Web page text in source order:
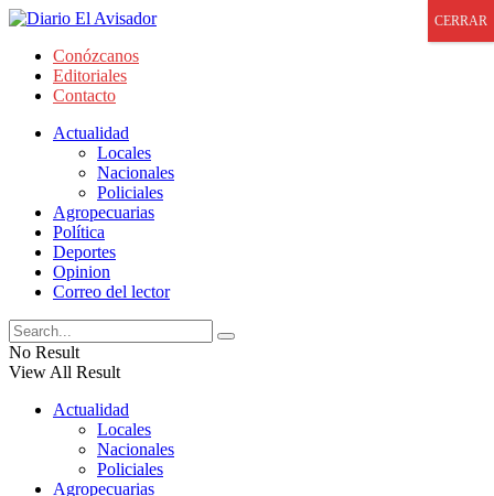
Conózcanos
Editoriales
Contacto
Actualidad
Locales
Nacionales
Policiales
Agropecuarias
Política
Deportes
Opinion
Correo del lector
No Result
View All Result
Actualidad
Locales
Nacionales
Policiales
Agropecuarias
CERRAR